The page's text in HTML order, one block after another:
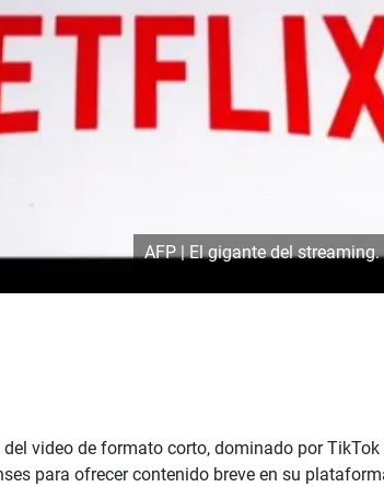
AFP | El gigante del streaming.
video de formato corto, dominado por
para ofrecer contenido breve en su